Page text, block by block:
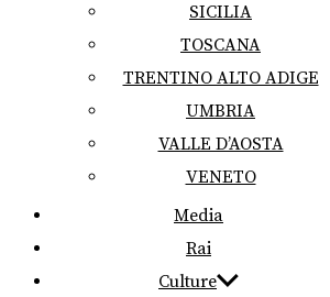
SICILIA
TOSCANA
TRENTINO ALTO ADIGE
UMBRIA
VALLE D’AOSTA
VENETO
Media
Rai
Culture